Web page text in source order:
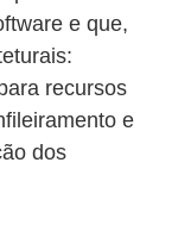
e que,
recursos
e
dos